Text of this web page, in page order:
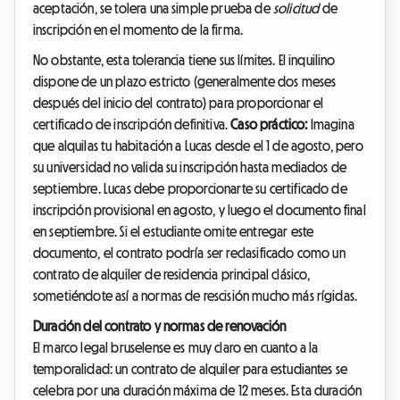
aceptación, se tolera una simple prueba desolicitudde
inscripción en el momento de la firma.
No obstante, esta tolerancia tiene sus límites. El inquilino
dispone de un plazo estricto (generalmente dos meses
después del inicio del contrato) para proporcionar el
certificado de inscripción definitiva.Caso práctico:Imagina
que alquilas tu habitación a Lucas desde el 1 de agosto, pero
su universidad no valida su inscripción hasta mediados de
septiembre. Lucas debe proporcionarte su certificado de
inscripción provisional en agosto, y luego el documento final
en septiembre. Si el estudiante omite entregar este
documento, el contrato podría ser reclasificado como un
contrato de alquiler de residencia principal clásico,
sometiéndote así a normas de rescisión mucho más rígidas.
Duración del contrato y normas de renovación
El marco legal bruselense es muy claro en cuanto a la
temporalidad: un contrato de alquiler para estudiantes se
celebra por una duración máxima de 12 meses. Esta duración